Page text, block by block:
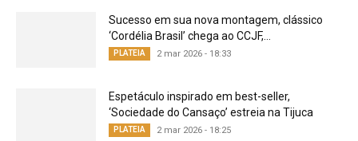
Sucesso em sua nova montagem, clássico
‘Cordélia Brasil’ chega ao CCJF,...
PLATEIA 2 mar 2026 - 18:33
Espetáculo inspirado em best-seller,
‘Sociedade do Cansaço’ estreia na Tijuca
PLATEIA 2 mar 2026 - 18:25